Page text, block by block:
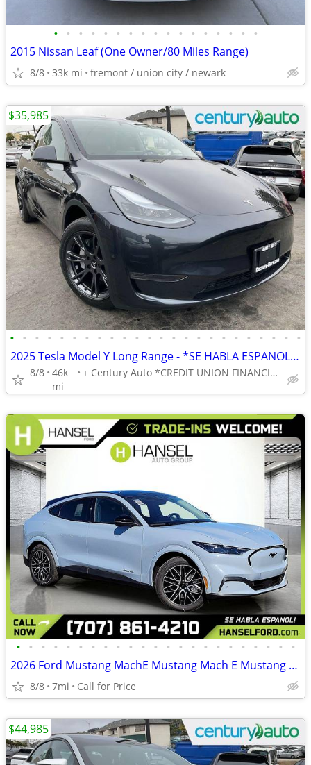
• • • • • • • • • • • • • • • • •
2015 Nissan Leaf (One Owner/80 Miles Range)
8/8 33k mi fremont / union city / newark
• • • • • • • • • • • • • • • • • • • • • • • •
2025 Tesla Model Y Long Range - *SE HABLA ESPANOL* BAD CREDIT OK!
8/8 46k
mi
+ Century Auto *CREDIT UNION FINANCING AVAILABLE!*
$35,985
• • • • • • • • • • • • • • • • • • • • • • •
2026 Ford Mustang MachE Mustang Mach E Mustang Mach-E Premium FOR ONLY
8/8 7mi Call for Price
$44,985